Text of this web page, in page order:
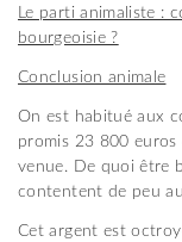
Le parti animaliste :
bourgeoisie ?
Conclusion animale
On est habitué aux
promis 23 800 euros
venue. De quoi être
contentent de peu
Cet argent est